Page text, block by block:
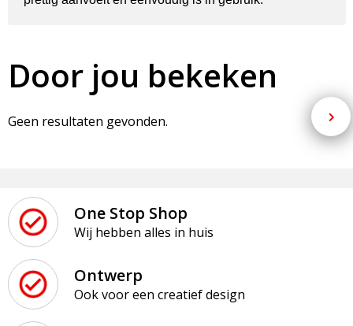
Door jou bekeken
Geen resultaten gevonden.
One Stop Shop
Wij hebben alles in huis
Ontwerp
Ook voor een creatief design